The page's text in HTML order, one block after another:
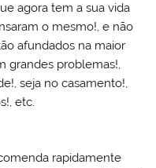
agora tem a sua vida
o mesmo!, e não
afundados na maior
grandes problemas!,
seja no casamento!,
etc.
rapidamente